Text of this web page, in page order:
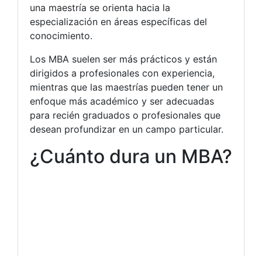
una maestría se orienta hacia la
especialización en áreas específicas del
conocimiento.
Los MBA suelen ser más prácticos y están
dirigidos a profesionales con experiencia,
mientras que las maestrías pueden tener un
enfoque más académico y ser adecuadas
para recién graduados o profesionales que
desean profundizar en un campo particular.
¿Cuánto dura un MBA?